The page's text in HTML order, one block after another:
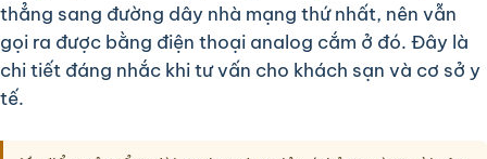
thẳng sang đường dây nhà mạng thứ nhất, nên vẫn
gọi ra được bằng điện thoại analog cắm ở đó. Đây là
chi tiết đáng nhắc khi tư vấn cho khách sạn và cơ sở y
tế.